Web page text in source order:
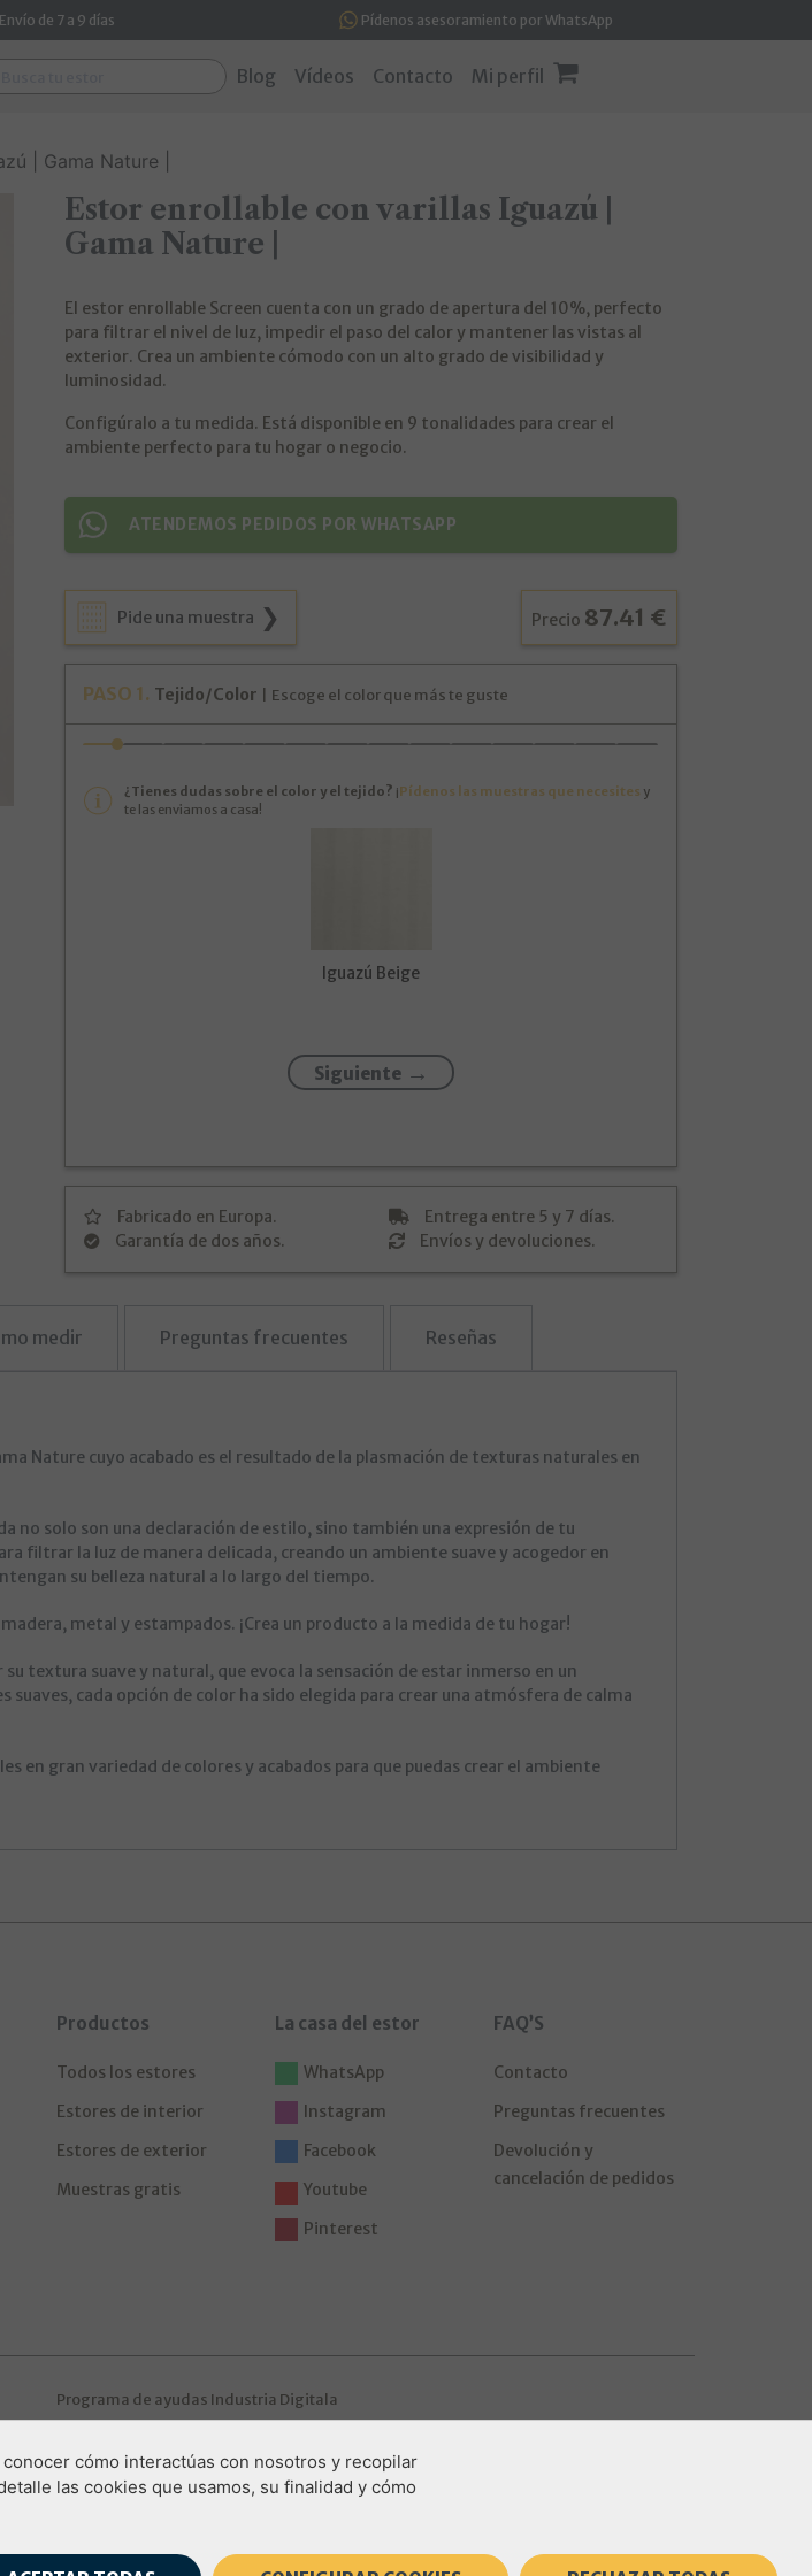
Envío de 7 a 9 días Pídenos asesoramiento por WhatsApp
Blog Vídeos Contacto Mi perfil
| Gama Nature |
Estor enrollable con varillas Iguazú |
Gama Nature |
El estor enrollable Screen cuenta con un grado de apertura del 10%, perfecto
para filtrar el nivel de luz, impedir el paso del calor y mantener las vistas al
exterior. Crea un ambiente cómodo con un alto grado de visibilidad y
luminosidad.
Configúralo a tu medida. Está disponible en 9 tonalidades para crear el
ambiente perfecto para tu hogar o negocio.
ATENDEMOS PEDIDOS POR WHATSAPP
Pide una muestra Precio 87.41 €
PASO 1 . Tejido/Color Escoge el color que más te guste
¿Tienes dudas sobre el color y el tejido? ¡Pídenos las muestras que necesites y
te las enviamos a casa!
Iguazú Beige
Siguiente
Fabricado en Europa.
Entrega entre 5 y 7 días.
Garantía de dos años.
Envíos y devoluciones.
medir Preguntas frecuentes Reseñas
Nature cuyo acabado es el resultado de la plasmación de texturas naturales en
no solo son una declaración de estilo, sino también una expresión de tu
filtrar la luz de manera delicada, creando un ambiente suave y acogedor en
su belleza natural a lo largo del tiempo.
metal y estampados. ¡Crea un producto a la medida de tu hogar!
textura suave y natural, que evoca la sensación de estar inmerso en un
cada opción de color ha sido elegida para crear una atmósfera de calma
en gran variedad de colores y acabados para que puedas crear el ambiente
Productos
Todos los estores
Estores de interior
Estores de exterior
Muestras gratis
La casa del estor
WhatsApp
Instagram
Facebook
Youtube
Pinterest
FAQ’S
Contacto
Preguntas frecuentes
Devolución y
cancelación de pedidos
Programa de ayudas Industria Digitala
Política de Cookies
cómo interactúas con nosotros y recopilar
las cookies que usamos, su finalidad y cómo